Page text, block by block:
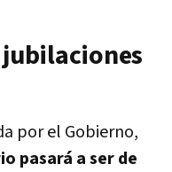
por el Gobierno,
pasará a ser de